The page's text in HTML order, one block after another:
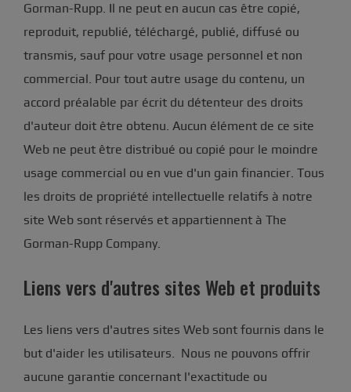
Gorman-Rupp. Il ne peut en aucun cas être copié,
reproduit, republié, téléchargé, publié, diffusé ou
transmis, sauf pour votre usage personnel et non
commercial. Pour tout autre usage du contenu, un
accord préalable par écrit du détenteur des droits
d'auteur doit être obtenu. Aucun élément de ce site
Web ne peut être distribué ou copié pour le moindre
usage commercial ou en vue d'un gain financier. Tous
les droits de propriété intellectuelle relatifs à notre
site Web sont réservés et appartiennent à The
Gorman-Rupp Company.
Liens vers d'autres sites Web et produits
Les liens vers d'autres sites Web sont fournis dans le
but d'aider les utilisateurs. Nous ne pouvons offrir
aucune garantie concernant l'exactitude ou